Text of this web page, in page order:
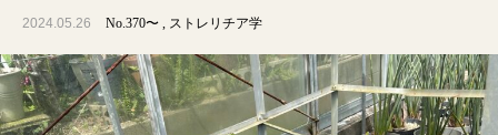
2024.05.26 No.370〜 ストレリチア学